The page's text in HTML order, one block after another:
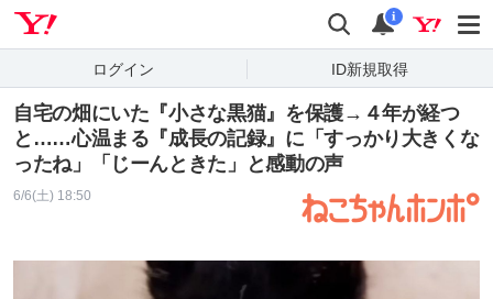
検索 通知
i
ログイン ID新規取得
自宅の畑にいた『小さな黒猫』を保護→４年が経つ
と……心温まる『成長の記録』に「すっかり大きくな
ったね」「じーんときた」と感動の声
6/6(土) 18:50